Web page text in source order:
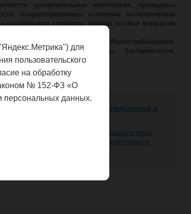
урогенитальных микоплазм, приведены
охарактеризованы основные молекулярные
особенности структуры генома, особое внимание
органов и организаций Роспотребнадзора,
диагностической службы, бактериологов,
и биологических вузов.
в сфере защиты прав потребителей и
службы по надзору в сфере защиты прав
человека по Нижегородской области
для
пользовательского
на обработку
№ 152-ФЗ «О
персональных данных.